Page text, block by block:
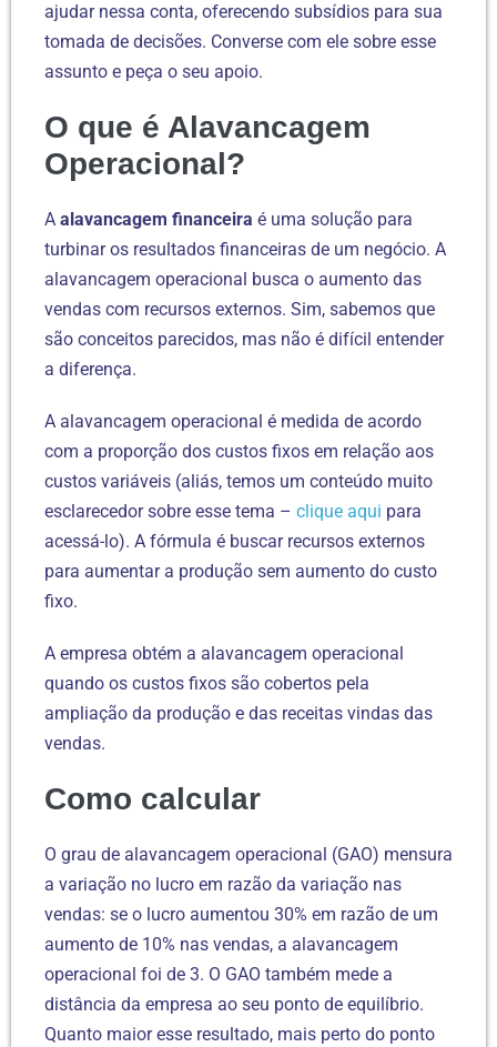
ajudar nessa conta, oferecendo subsídios para sua
tomada de decisões. Converse com ele sobre esse
assunto e peça o seu apoio.
O que é Alavancagem
Operacional?
A alavancagem financeira é uma solução para
turbinar os resultados financeiras de um negócio. A
alavancagem operacional busca o aumento das
vendas com recursos externos. Sim, sabemos que
são conceitos parecidos, mas não é difícil entender
a diferença.
A alavancagem operacional é medida de acordo
com a proporção dos custos fixos em relação aos
custos variáveis (aliás, temos um conteúdo muito
esclarecedor sobre esse tema – clique aqui para
acessá-lo). A fórmula é buscar recursos externos
para aumentar a produção sem aumento do custo
fixo.
A empresa obtém a alavancagem operacional
quando os custos fixos são cobertos pela
ampliação da produção e das receitas vindas das
vendas.
Como calcular
O grau de alavancagem operacional (GAO) mensura
a variação no lucro em razão da variação nas
vendas: se o lucro aumentou 30% em razão de um
aumento de 10% nas vendas, a alavancagem
operacional foi de 3. O GAO também mede a
distância da empresa ao seu ponto de equilíbrio.
Quanto maior esse resultado, mais perto do ponto